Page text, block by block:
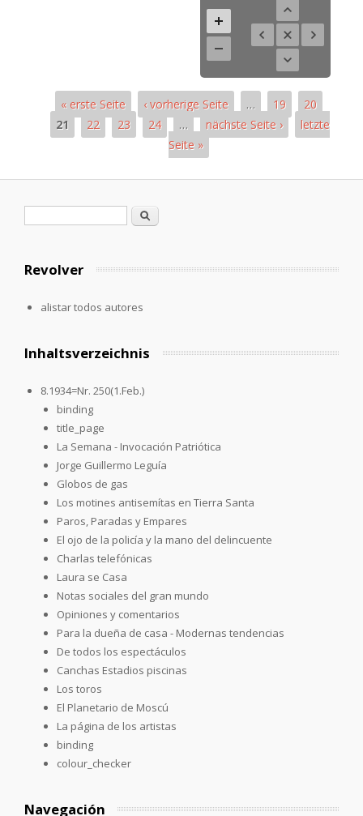
« erste Seite ‹ vorherige Seite … 19
20
21
22 23 24 … nächste Seite ›
letzte
Seite »
Formulario de búsqueda
Buscar
Revolver
alistar todos autores
Inhaltsverzeichnis
8.1934=Nr. 250(1.Feb.)
binding
title_page
La Semana - Invocación Patriótica
Jorge Guillermo Leguía
Globos de gas
Los motines antisemítas en Tierra Santa
Paros, Paradas y Empares
El ojo de la policía y la mano del delincuente
Charlas telefónicas
Laura se Casa
Notas sociales del gran mundo
Opiniones y comentarios
Para la dueña de casa - Modernas tendencias
De todos los espectáculos
Canchas Estadios piscinas
Los toros
El Planetario de Moscú
La página de los artistas
binding
colour_checker
Navegación